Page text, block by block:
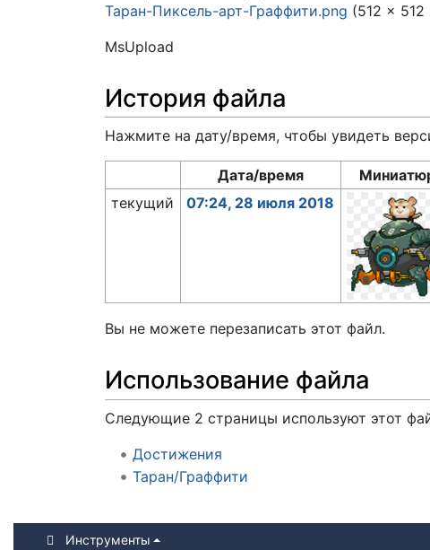
Таран-Пиксель-арт-Граффити.png (512 ×
MsUpload
История файла
Нажмите на дату/время, чтобы увидеть
Дата/время
текущий
07:24, 28 июля 2018
Вы не можете перезаписать этот файл.
Использование файла
Следующие 2 страницы используют этот
Достижения
Таран/Граффити
Инструменты